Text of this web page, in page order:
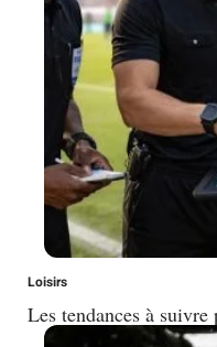
Loisirs
Les tendances à